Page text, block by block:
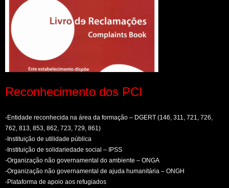
Reconhecimento dos PCI
-Entidade reconhecida na área da formação – DGERT (146, 311, 721, 726,
762, 813, 853, 862, 723, 729, 861)
-Instituição de utilidade pública
-Instituição de solidariedade social – IPSS
-Organização não governamental do ambiente – ONGA
-Organização não governamental de ajuda humanitária – ONGH
-Plataforma de apoio aos refugiados